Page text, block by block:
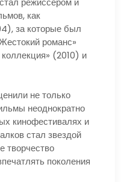
как
за которые был
романс»
(2010) и
не только
неоднократно
кинофестивалях и
стал звездой
творчество
поколения